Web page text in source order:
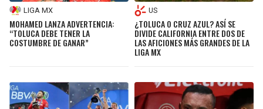
LIGA MX
MOHAMED LANZA ADVERTENCIA:
“TOLUCA DEBE TENER LA
COSTUMBRE DE GANAR”
US
¿TOLUCA O CRUZ AZUL? ASÍ SE
DIVIDE CALIFORNIA ENTRE DOS DE
LAS AFICIONES MÁS GRANDES DE LA
LIGA MX